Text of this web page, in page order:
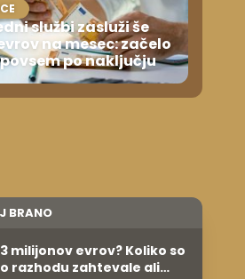
službi zasluži še
na mesec: začelo
povsem po naključju
BRANO
milijonov evrov? Koliko so
razhodu zahtevale ali